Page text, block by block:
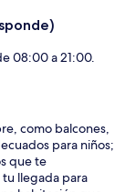
08:00 a 21:00.
como balcones,
para niños;
que te
llegada para